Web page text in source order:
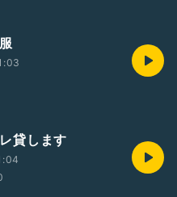
貸します